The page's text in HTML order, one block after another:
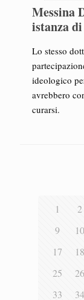
Messina
istanza
Lo stesso
ideologico
avrebbero
curarsi.
1 2
9
10
17
18
25
26
33
34